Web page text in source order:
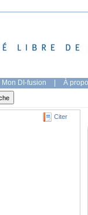
Mon DI-fusion | À
Citer